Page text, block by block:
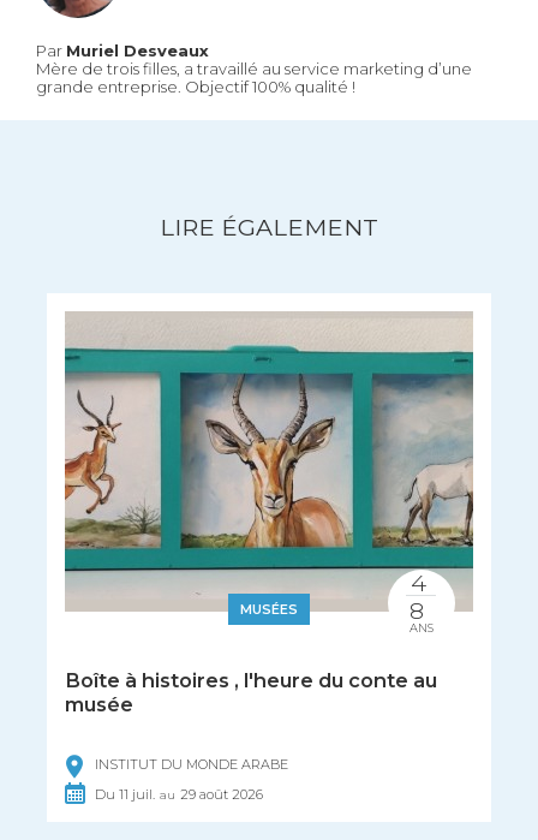
Par Muriel Desveaux
Mère de trois filles, a travaillé au service marketing d’une
grande entreprise. Objectif 100% qualité !
LIRE ÉGALEMENT
MUSÉES
Boîte à histoires , l'heure du conte au
musée
INSTITUT DU MONDE ARABE
Du11 juil. au 29août 2026
4
8
ANS